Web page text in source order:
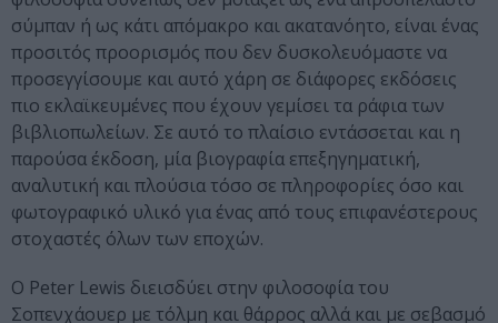
σύμπαν ή ως κάτι απόμακρο και ακατανόητο, είναι ένας
προσιτός προορισμός που δεν δυσκολευόμαστε να
προσεγγίσουμε και αυτό χάρη σε διάφορες εκδόσεις
πιο εκλαϊκευμένες που έχουν γεμίσει τα ράφια των
βιβλιοπωλείων. Σε αυτό το πλαίσιο εντάσσεται και η
παρούσα έκδοση, μία βιογραφία επεξηγηματική,
αναλυτική και πλούσια τόσο σε πληροφορίες όσο και
φωτογραφικό υλικό για ένας από τους επιφανέστερους
στοχαστές όλων των εποχών.
Ο Peter Lewis διεισδύει στην φιλοσοφία του
Σοπενχάουερ με τόλμη και θάρρος αλλά και με σεβασμό